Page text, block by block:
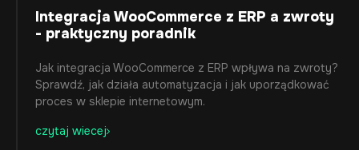
Integracja WooCommerce z ERP a zwroty
- praktyczny poradnik
Jak integracja WooCommerce z ERP wpływa na zwroty?
Sprawdź, jak działa automatyzacja i jak uporządkować
proces w sklepie internetowym.
czytaj wiecej